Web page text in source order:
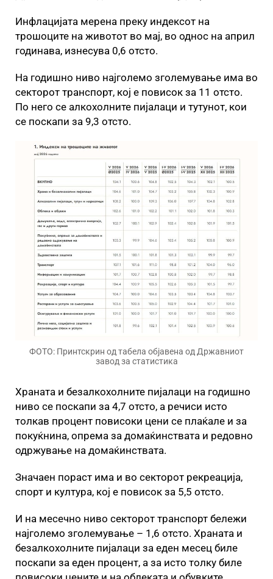
Инфлацијата мерена преку индексот на
трошоците на животот во мај, во однос на април
годинава, изнесува 0,6 отсто.
На годишно ниво најголемо зголемување има во
секторот транспорт, кој е повисок за 11 отсто.
По него се алкохолните пијалаци и тутунот, кои
се поскапи за 9,3 отсто.
ФОТО: Принтскрин од табела објавена од Државниот
завод за статистика
Храната и безалкохолните пијалаци на годишно
ниво се поскапи за 4,7 отсто, а речиси исто
толкав процент повисоки цени се плаќале и за
покуќнина, опрема за домаќинствата и редовно
одржување на домаќинствата.
Значаен пораст има и во секторот рекреација,
спорт и култура, кој е повисок за 5,5 отсто.
И на месечно ниво секторот транспорт бележи
најголемо зголемување – 1,6 отсто. Храната и
безалкохолните пијалаци за еден месец биле
поскапи за еден процент, а за исто толку биле